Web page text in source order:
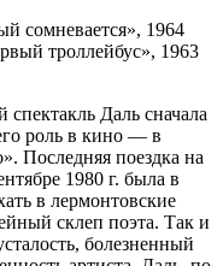
сомневается», 1964
троллейбус», 1963
Даль сначала
роль в кино — в
Последняя поездка на
1980 г. была в
в лермонтовские
склеп поэта. Так и
болезненный